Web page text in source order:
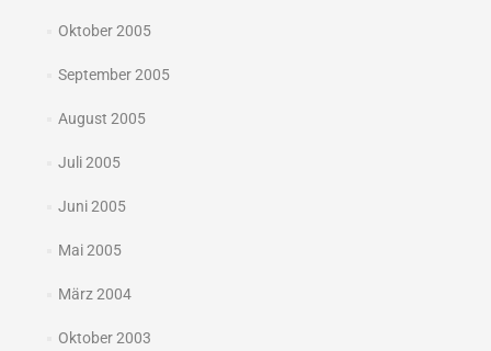
Oktober 2005
September 2005
August 2005
Juli 2005
Juni 2005
Mai 2005
März 2004
Oktober 2003